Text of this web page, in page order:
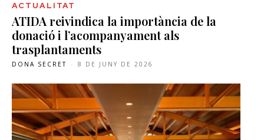
ACTUALITAT
ATIDA reivindica la importància de la
donació i l’acompanyament als
trasplantaments
DONA SECRET - 8 DE JUNY DE 2026